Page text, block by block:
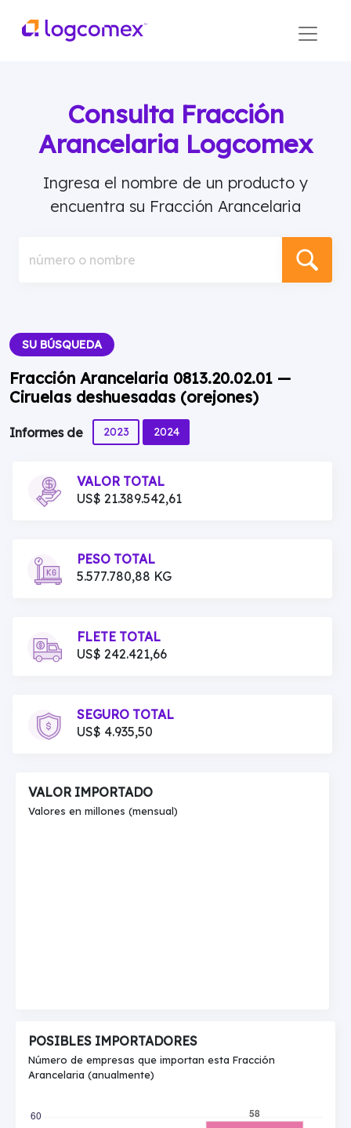
Consulta Fracción
Arancelaria Logcomex
Ingresa el nombre de un producto y
encuentra su Fracción Arancelaria
número o nombre
SU BÚSQUEDA
Fracción Arancelaria 0813.20.02.01 —
Ciruelas deshuesadas (orejones)
Informes de 2023 2024
VALOR TOTAL
US$ 21.389.542,61
PESO TOTAL
5.577.780,88 KG
FLETE TOTAL
US$ 242.421,66
SEGURO TOTAL
US$ 4.935,50
VALOR IMPORTADO
Valores en millones (mensual)
POSIBLES IMPORTADORES
Número de empresas que importan esta Fracción
Arancelaria (anualmente)